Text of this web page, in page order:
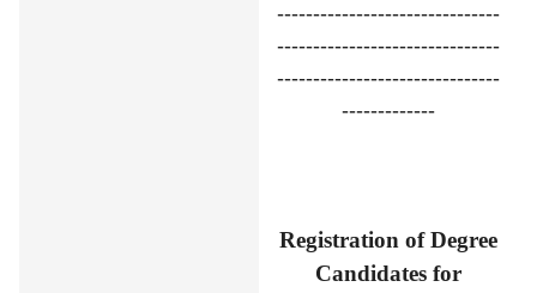
-------------------------------
-------------------------------
-------------------------------
-------------
Registration of Degree
Candidates for